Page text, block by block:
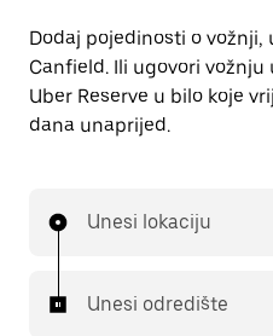
Dodaj pojedinosti o vožnji,
Canfield. Ili ugovori
Uber Reserve u bilo koje
dana unaprijed.
Unesi lokaciju
Unesi odredište